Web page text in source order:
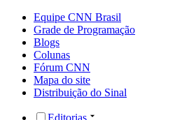
Equipe CNN Brasil
Grade de Programação
Blogs
Colunas
Fórum CNN
Mapa do site
Distribuição do Sinal
Editorias